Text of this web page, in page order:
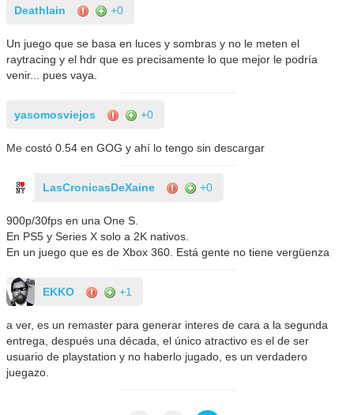
Deathlain +0
Un juego que se basa en luces y sombras y no le meten el
raytracing y el hdr que es precisamente lo que mejor le podría
venir... pues vaya.
yasomosviejos +0
Me costó 0.54 en GOG y ahí lo tengo sin descargar
LasCronicasDeXaine +0
900p/30fps en una One S.
En PS5 y Series X solo a 2K nativos.
En un juego que es de Xbox 360. Está gente no tiene vergüenza
EKKO +1
a ver, es un remaster para generar interes de cara a la segunda
entrega, después una década, el único atractivo es el de ser
usuario de playstation y no haberlo jugado, es un verdadero
juegazo.